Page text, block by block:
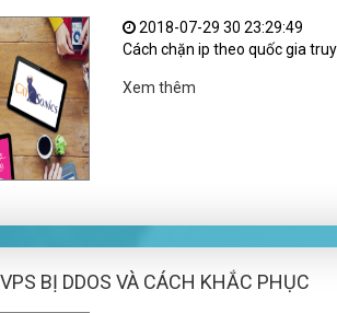
2018-07-29 30 23:29:49
Cách chặn ip theo quốc gia
Xem thêm
BỊ DDOS VÀ CÁCH KHẮC PHỤC